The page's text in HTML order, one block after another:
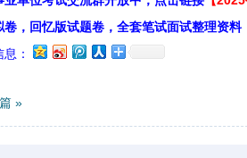
卷，回忆版试题卷，全套笔试面试整理资料
：
»